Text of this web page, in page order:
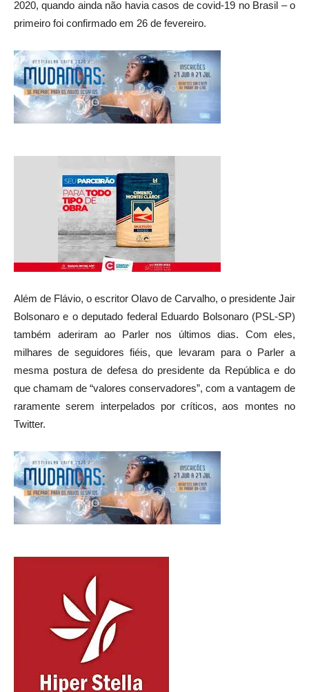
2020, quando ainda não havia casos de covid-19 no Brasil – o
primeiro foi confirmado em 26 de fevereiro.
Além de Flávio, o escritor Olavo de Carvalho, o presidente Jair
Bolsonaro e o deputado federal Eduardo Bolsonaro (PSL-SP)
também aderiram ao Parler nos últimos dias. Com eles,
milhares de seguidores fiéis, que levaram para o Parler a
mesma postura de defesa do presidente da República e do
que chamam de “valores conservadores”, com a vantagem de
raramente serem interpelados por críticos, aos montes no
Twitter.